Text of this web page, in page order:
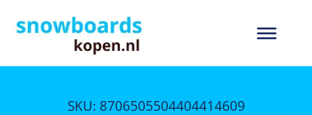
SKU: 8706505504404414609